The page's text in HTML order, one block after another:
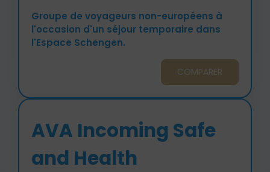
Groupe de voyageurs non-européens à
l'occasion d'un séjour temporaire dans
l'Espace Schengen.
COMPARER
AVA Incoming Safe
and Health